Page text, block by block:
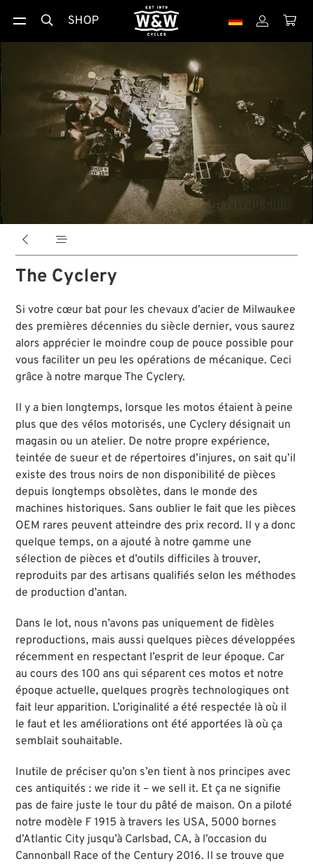
 SHOP  
 
The Cyclery
Si votre cœur bat pour les chevaux d’acier de Milwaukee
des premières décennies du siècle dernier, vous saurez
alors apprécier le moindre coup de pouce possible pour
vous faciliter un peu les opérations de mécanique. Ceci
grâce à notre marque The Cyclery.
Il y a bien longtemps, lorsque les motos étaient à peine
plus que des vélos motorisés, une Cyclery désignait un
magasin ou un atelier. De notre propre expérience,
teintée de sueur et de répertoires d’injures, on sait qu’il
existe des trous noirs de non disponibilité de pièces
depuis longtemps obsolètes, dans le monde des
machines historiques. Sans oublier le fait que les pièces
OEM rares peuvent atteindre des prix record. Il y a donc
quelque temps, on a ajouté à notre gamme une
sélection de pièces et d’outils difficiles à trouver,
reproduits par des artisans qualifiés selon les méthodes
de production d’antan.
Dans le lot, nous n’avons pas uniquement de fidèles
reproductions, mais aussi quelques pièces développées
récemment en respectant l’esprit de leur époque. Car
au cours des 100 ans qui séparent ces motos et notre
époque actuelle, quelques progrès technologiques ont
fait leur apparition. L’originalité a été respectée là où il
le faut et les améliorations ont été apportées là où ça
semblait souhaitable.
Inutile de préciser qu’on s’en tient à nos principes avec
ces antiquités : we ride it – we sell it. Et ça ne signifie
pas de faire juste le tour du pâté de maison. On a piloté
notre modèle F 1915 à travers les USA, 5000 bornes
d’Atlantic City jusqu’à Carlsbad, CA, à l’occasion du
Cannonball Race of the Century 2016. Il se trouve que